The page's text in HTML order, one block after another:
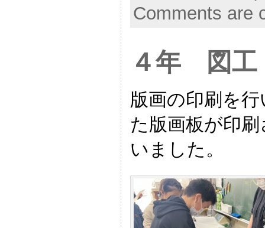
Comments are
４年 図
版画の印刷を
た版画板が印
いました。